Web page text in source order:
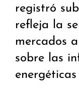
registró
refleja la
mercados
sobre las